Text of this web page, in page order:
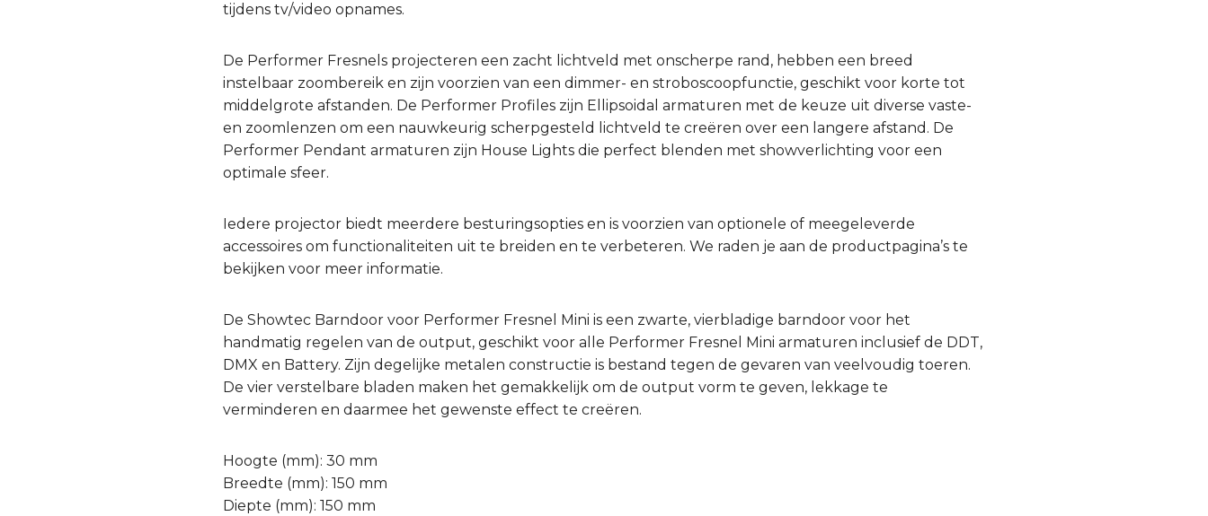
tijdens tv/video opnames.
De Performer Fresnels projecteren een zacht lichtveld met onscherpe rand, hebben een breed
instelbaar zoombereik en zijn voorzien van een dimmer- en stroboscoopfunctie, geschikt voor korte tot
middelgrote afstanden. De Performer Profiles zijn Ellipsoidal armaturen met de keuze uit diverse vaste-
en zoomlenzen om een nauwkeurig scherpgesteld lichtveld te creëren over een langere afstand. De
Performer Pendant armaturen zijn House Lights die perfect blenden met showverlichting voor een
optimale sfeer.
Iedere projector biedt meerdere besturingsopties en is voorzien van optionele of meegeleverde
accessoires om functionaliteiten uit te breiden en te verbeteren. We raden je aan de productpagina’s te
bekijken voor meer informatie.
De Showtec Barndoor voor Performer Fresnel Mini is een zwarte, vierbladige barndoor voor het
handmatig regelen van de output, geschikt voor alle Performer Fresnel Mini armaturen inclusief de DDT,
DMX en Battery. Zijn degelijke metalen constructie is bestand tegen de gevaren van veelvoudig toeren.
De vier verstelbare bladen maken het gemakkelijk om de output vorm te geven, lekkage te
verminderen en daarmee het gewenste effect te creëren.
Hoogte (mm): 30 mm
Breedte (mm): 150 mm
Diepte (mm): 150 mm